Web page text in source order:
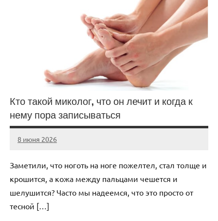
Кто такой миколог, что он лечит и когда к
нему пора записываться
8 июня 2026
Avtor
Нет
Заметили, что ноготь на ноге пожелтел, стал толще и
крошится, а кожа между пальцами чешется и
шелушится? Часто мы надеемся, что это просто от
тесной […]